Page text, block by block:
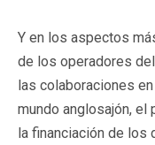
Y en los aspectos
de los operadores
las colaboraciones
mundo anglosajón,
la financiación de los